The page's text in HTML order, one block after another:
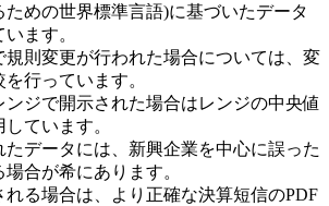
めの世界標準言語)に基づいたデータ
ます。
規則変更が行われた場合については、変
行っています。
ンジで開示された場合はレンジの中央値
ています。
たデータには、新興企業を中心に誤った
合が希にあります。
る場合は、より正確な決算短信のPDF